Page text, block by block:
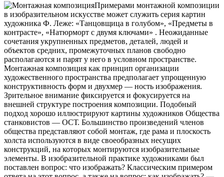
Примерами монтажной композиции
в изобразительном искусстве может служить серия картин
художника Ф. Леже: «Танцовщица в голубом», «Предметы в
контрасте», «Натюрморт с двумя ключами» . Неожиданные
сочетания укрупненных предметов, деталей, людей и
объектов средних, промежуточных планов свободно
располагаются и парят у него в условном пространстве.
Монтажная композиция как принцип организации
художественного пространства предполагает упрощенную
конструктивность форм и двухмер — ность изображения.
Зрительное внимание фиксируется и фокусируется на
внешней структуре построения композиции. Подобный
подход хорошо иллюстрируют картины художников Общества
станковистов — ОСТ. Большинство произведений членов
общества представляют собой монтаж, где рама и плоскость
холста используются в виде своеобразных несущих
конструкций, на которых монтируются изобразительные
элементы. В изобразительной практике художниками был
поставлен вопрос: что изображать? Классическим примером